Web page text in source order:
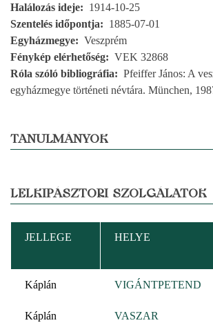
Halálozás ideje
1914-10-25
Szentelés időpontja
1885-07-01
Egyházmegye
Veszprém
Fénykép elérhetőség
VEK 32868
Róla szóló bibliográfia
Pfeiffer János: A
egyházmegye történeti névtára. München,
TANULMÁNYOK
LELKIPÁSZTORI SZOLGÁLATOK
JELLEGE HELYE
Káplán VIGÁNTPETEND
Káplán VASZAR